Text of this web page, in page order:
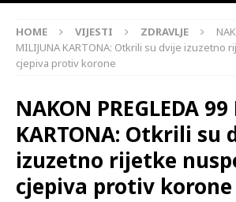
HOME VIJESTI ZDRAVLJE
MILIJUNA KARTONA: Otkrili su dvije izuzetno
cjepiva protiv korone
NAKON PREGLEDA
KARTONA: Otkrili su
izuzetno rijetke
cjepiva protiv korone